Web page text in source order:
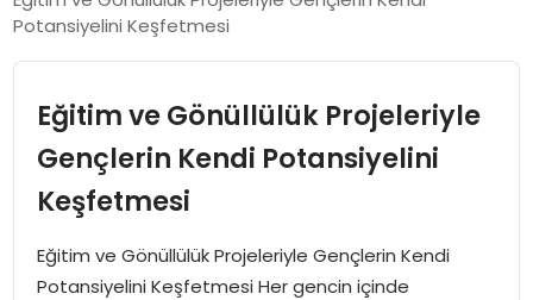
Potansiyelini Keşfetmesi
Eğitim ve Gönüllülük Projeleriyle
Gençlerin Kendi Potansiyelini
Keşfetmesi
Eğitim ve Gönüllülük Projeleriyle Gençlerin Kendi
Potansiyelini Keşfetmesi Her gencin içinde